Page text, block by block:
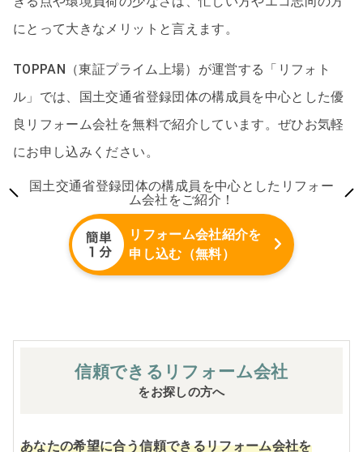
にとって大きなメリットと言えます。
TOPPAN（東証プライム上場）が運営する「リフォト
ル」では、国土交通省登録団体の構成員を中心とした優
良リフォーム会社を無料で紹介しています。ぜひお気軽
にお申し込みください。
国土交通省登録団体の構成員を中心としたリフォー
ム会社をご紹介！
リフォーム会社紹介を
申し込む（無料）
信頼できる リフォーム会社
をお探しの方へ
あなたの希望に合う信頼できるリフォーム会社を